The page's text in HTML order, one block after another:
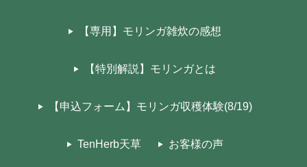
【専用】モリンガ雑炊の感想
【特別解説】モリンガとは
【申込フォーム】モリンガ収穫体験(8/19)
TenHerb天草 お客様の声